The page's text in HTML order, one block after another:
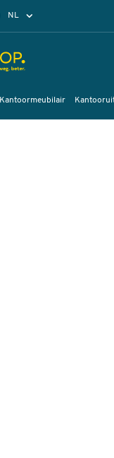
NL
Kantoormeubilair